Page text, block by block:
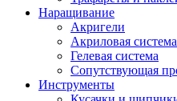
Наращивание
Акригели
Акриловая система
Гелевая система
Сопутствующая
Инструменты